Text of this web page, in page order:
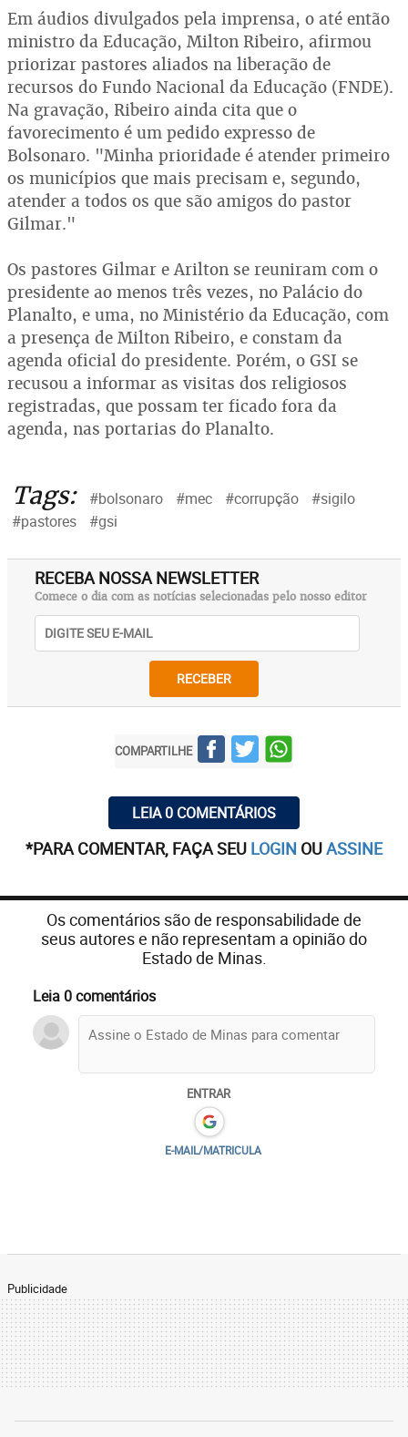
Em áudios divulgados pela imprensa, o até então
ministro da Educação, Milton Ribeiro, afirmou
priorizar pastores aliados na liberação de
recursos do Fundo Nacional da Educação (FNDE).
Na gravação, Ribeiro ainda cita que o
favorecimento é um pedido expresso de
Bolsonaro. "Minha prioridade é atender primeiro
os municípios que mais precisam e, segundo,
atender a todos os que são amigos do pastor
Gilmar."
Os pastores Gilmar e Arilton se reuniram com o
presidente ao menos três vezes, no Palácio do
Planalto, e uma, no Ministério da Educação, com
a presença de Milton Ribeiro, e constam da
agenda oficial do presidente. Porém, o GSI se
recusou a informar as visitas dos religiosos
registradas, que possam ter ficado fora da
agenda, nas portarias do Planalto.
Tags: #bolsonaro #mec #corrupção
#sigilo
#pastores
#gsi
RECEBA NOSSA NEWSLETTER
Comece o dia com as notícias selecionadas pelo nosso editor
RECEBER
COMPARTILHE
LEIA 0 COMENTÁRIOS
*PARA COMENTAR, FAÇA SEU LOGIN OUASSINE
Os comentários são de responsabilidade de
seus autores e não representam a opinião do
Estado de Minas.
Leia 0 comentários
ENTRAR
E-MAIL/MATRICULA
Publicidade